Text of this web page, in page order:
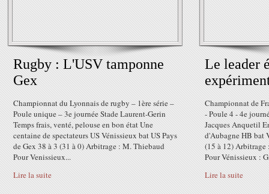
Rugby : L'USV tamponne
Gex
Championnat du Lyonnais de rugby – 1ère série –
Poule unique – 3e journée Stade Laurent-Gerin
Temps frais, venté, pelouse en bon état Une
centaine de spectateurs US Vénissieux bat US Pays
de Gex 38 à 3 (31 à 0) Arbitrage : M. Thiebaud
Pour Venissieux...
Lire la suite
Le leader
Championnat de
- Poule 4 - 4e
Jacques Anquetil
d'Aubagne HB bat
(15 à 12)
Pour Vénissieux :
Lire la suite